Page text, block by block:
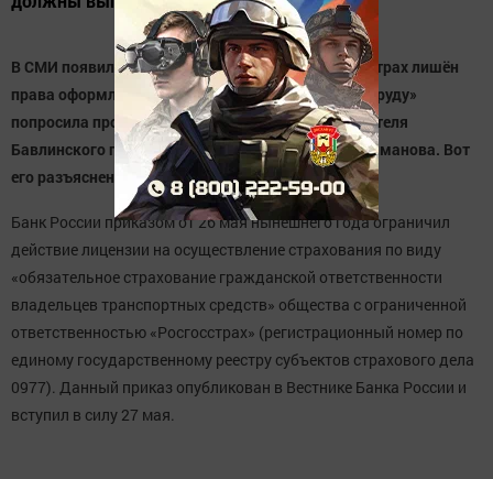
В СМИ появилась информация о том, что Росгосстрах лишён
права оформлять полисы ОСАГО. Газета «Слава труду»
попросила прокомментровать ситуацию заместителя
Бавлинского городского прокурора Марата Сулейманова. Вот
его разъяснение:
Банк России приказом от 26 мая нынешнего года ограничил
действие лицензии на осуществление страхования по виду
«обязательное страхование гражданской ответственности
владельцев транспортных средств» общества с ограниченной
ответственностью «Росгосстрах» (регистрационный номер по
единому государственному реестру субъектов страхового дела
0977). Данный приказ опубликован в Вестнике Банка России и
вступил в силу 27 мая.